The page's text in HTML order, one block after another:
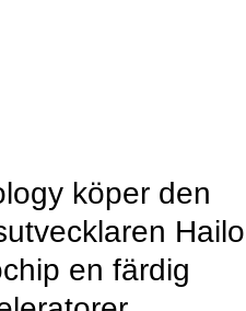
köper den
en färdig